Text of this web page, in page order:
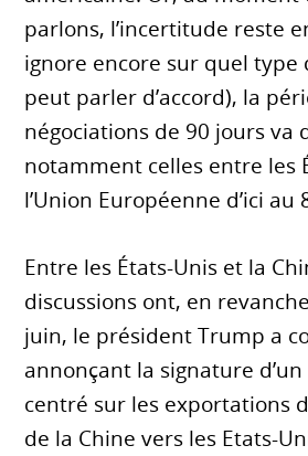
parlons, l’incertitude reste
ignore encore sur quel type
peut parler d’accord), la
négociations de 90 jours va
notamment celles entre les
l’Union Européenne d’ici au
Entre les États-Unis et la
discussions ont, en
juin, le président Trump a
annonçant la signature
centré sur les exportations
de la Chine vers les Etats-